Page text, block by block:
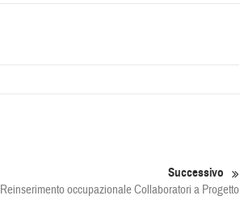
Successivo
Reinserimento occupazionale Collaboratori a Progetto